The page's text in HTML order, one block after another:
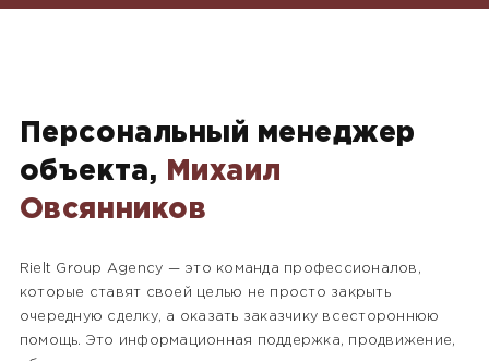
Персональный менеджер
объекта,
Михаил
Овсянников
Rielt Group Agency — это команда профессионалов,
которые ставят своей целью не просто закрыть
очередную сделку, а оказать заказчику всестороннюю
помощь. Это информационная поддержка, продвижение,